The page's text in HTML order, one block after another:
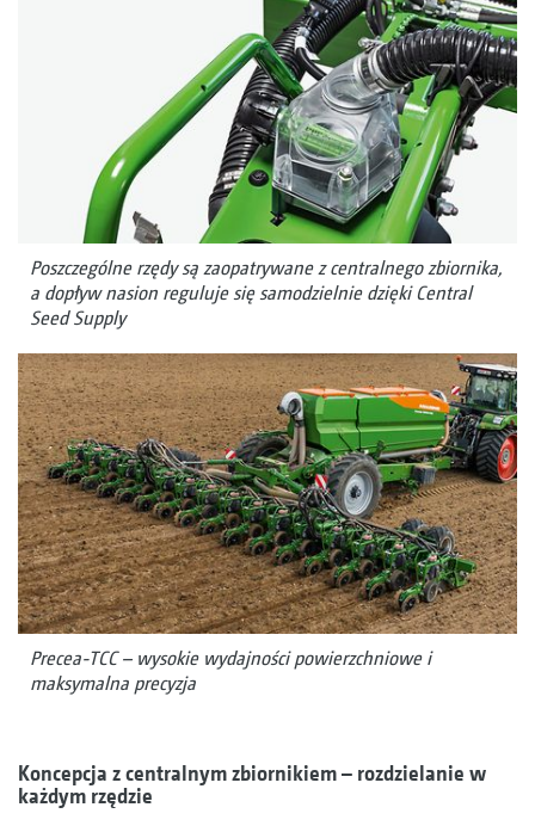
Poszczególne rzędy są zaopatrywane z centralnego zbiornika,
a dopływ nasion reguluje się samodzielnie dzięki Central
Seed Supply
Precea-TCC – wysokie wydajności powierzchniowe i
maksymalna precyzja
Koncepcja z centralnym zbiornikiem – rozdzielanie w
każdym rzędzie